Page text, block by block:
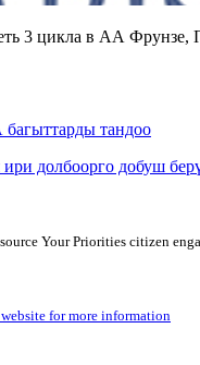
3 цикла в АА Фрунзе,
тандоо
долбоорго добуш
Your Priorities citizen
for more information